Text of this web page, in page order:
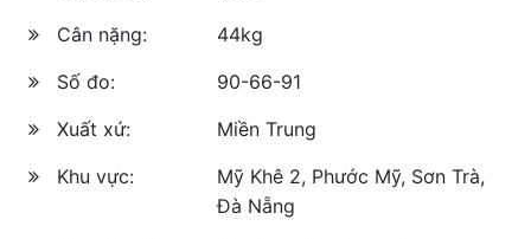
Cân nặng:
44kg
Số đo:
90-66-91
Xuất xứ:
Miền Trung
Khu vực:
Mỹ Khê 2, Phước Mỹ, Sơn Trà,
Đà Nẵng